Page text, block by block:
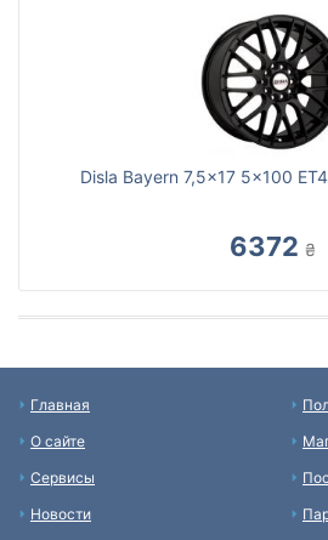
Disla Bayern 7,5x17 5x100
6372 ₴
Главная
О сайте
Сервисы
Новости